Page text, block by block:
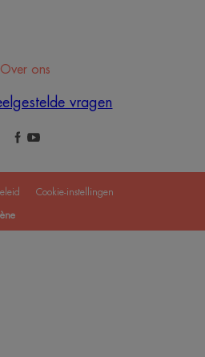
Over ons
vragen
Cookie-instellingen